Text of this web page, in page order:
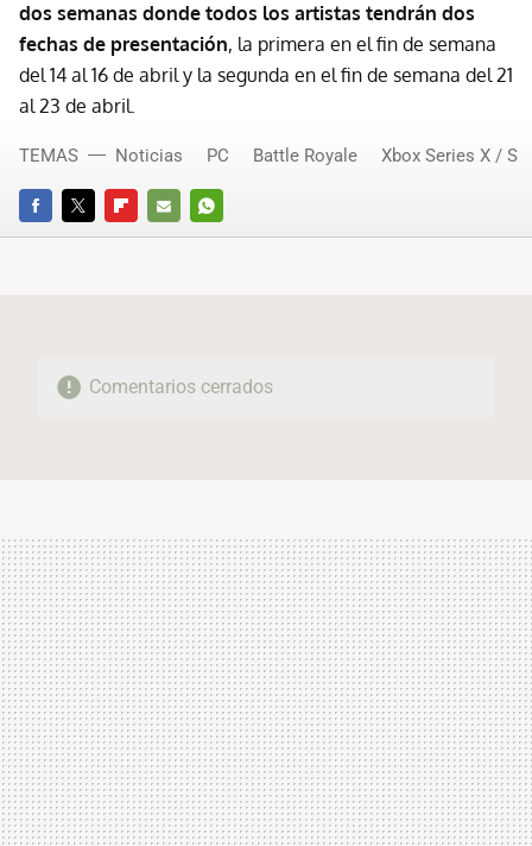
dos semanas donde todos los artistas tendrán dos
fechas de presentación, la primera en el fin de semana
del 14 al 16 de abril y la segunda en el fin de semana del 21
al 23 de abril.
FACEBOOKTWITTERFLIPBOARD
E-
WHATSAPP
TEMAS Noticias PC Battle Royale Xbox Series X / S
Comentarios cerrados